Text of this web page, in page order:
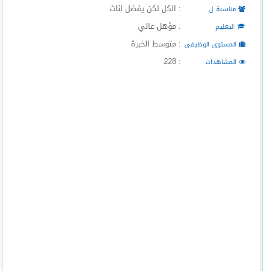
مناسبة ل : الكل لكن يفضل اناث
التعليم : مؤهل عالي
المستوى الوظيفى : متوسط الخبرة
المشاهدات : 228